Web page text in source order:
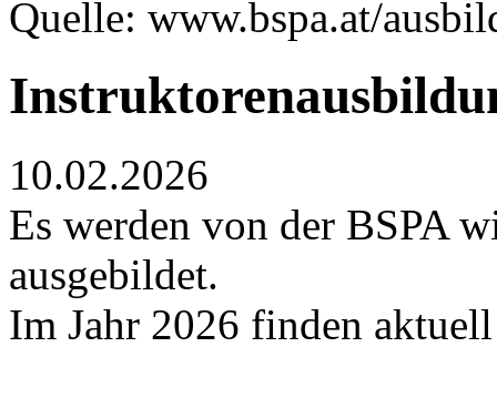
Quelle: www.bspa.at/
10.02.2026
Es werden von der BSPA
ausgebildet.
Im Jahr 2026 finden